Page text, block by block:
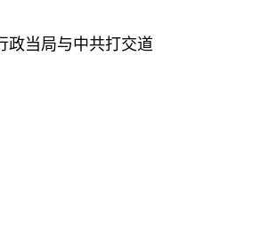
政当局与中共打交道